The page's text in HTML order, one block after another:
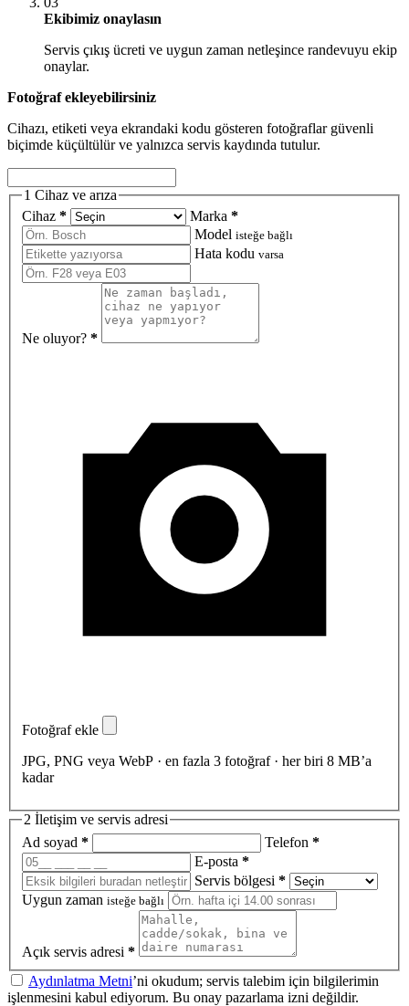
Ekibimiz onaylasın
Servis çıkış ücreti ve uygun zaman netleşince randevuyu ekip
onaylar.
Fotoğraf ekleyebilirsiniz
Cihazı, etiketi veya ekrandaki kodu gösteren fotoğraflar güvenli
biçimde küçültülür ve yalnızca servis kaydında tutulur.
1 Cihaz ve arıza
Cihaz * Marka *
Model isteğe bağlı
Hata kodu varsa
Ne oluyor? *
Fotoğraf ekle
JPG, PNG veya WebP · en fazla 3 fotoğraf · her biri 8 MB’a
kadar
2 İletişim ve servis adresi
Ad soyad * Telefon *
E-posta *
Servis bölgesi *
Uygun zaman isteğe bağlı
Açık servis adresi *
Aydınlatma Metni’ni okudum; servis talebim için bilgilerimin
işlenmesini kabul ediyorum. Bu onay pazarlama izni değildir.